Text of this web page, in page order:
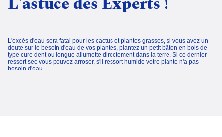
L'excès d'eau sera fatal pour les cactus et plantes grasses, si vous avez un
doute sur le besoin d'eau de vos plantes, plantez un petit bâton en bois de
type cure dent ou longue allumette directement dans la terre. Si ce dernier
ressort sec vous pouvez arroser, s'il ressort humide votre plante n'a pas
besoin d'eau.